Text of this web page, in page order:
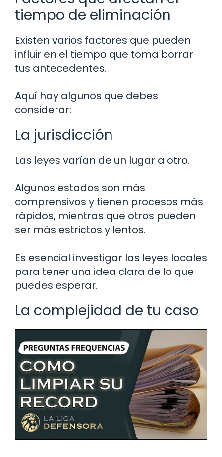
tiempo de eliminación
Existen varios factores que pueden
influir en el tiempo que toma borrar
tus antecedentes.
Aquí hay algunos que debes
considerar:
La jurisdicción
Las leyes varían de un lugar a otro.
Algunos estados son más
comprensivos y tienen procesos más
rápidos, mientras que otros pueden
ser más estrictos y lentos.
Es esencial investigar las leyes locales
para tener una idea clara de lo que
puedes esperar.
La complejidad de tu caso